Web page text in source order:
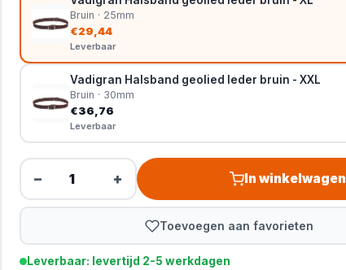
Bruin · 25mm
€29,44
Leverbaar
Vadigran Halsband geolied leder bruin - XXL
Bruin · 30mm
€36,76
Leverbaar
− + In winkelwagen
Toevoegen aan favorieten
Leverbaar: levertijd 2-5 werkdagen